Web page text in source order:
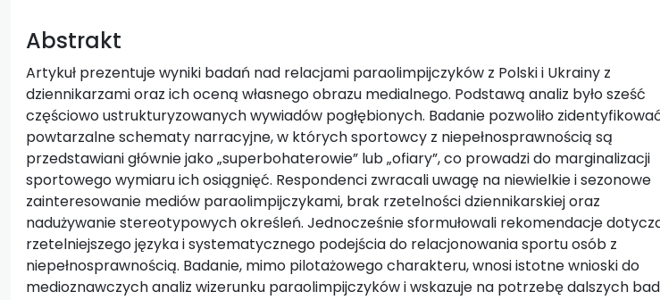
Abstrakt
Artykuł prezentuje wyniki badań nad relacjami paraolimpijczyków z Polski i Ukrainy z
dziennikarzami oraz ich oceną własnego obrazu medialnego. Podstawą analiz było sześć
częściowo ustrukturyzowanych wywiadów pogłębionych. Badanie pozwoliło
powtarzalne schematy narracyjne, w których sportowcy z niepełnosprawnością są
przedstawiani głównie jako „superbohaterowie” lub „ofiary”, co prowadzi do marginalizacji
sportowego wymiaru ich osiągnięć. Respondenci zwracali uwagę na niewielkie i sezonowe
zainteresowanie mediów paraolimpijczykami, brak rzetelności dziennikarskiej oraz
nadużywanie stereotypowych określeń. Jednocześnie sformułowali rekomendacje
rzetelniejszego języka i systematycznego podejścia do relacjonowania sportu osób z
niepełnosprawnością. Badanie, mimo pilotażowego charakteru, wnosi istotne wnioski do
medioznawczych analiz wizerunku paraolimpijczyków i wskazuje na potrzebę dalszych